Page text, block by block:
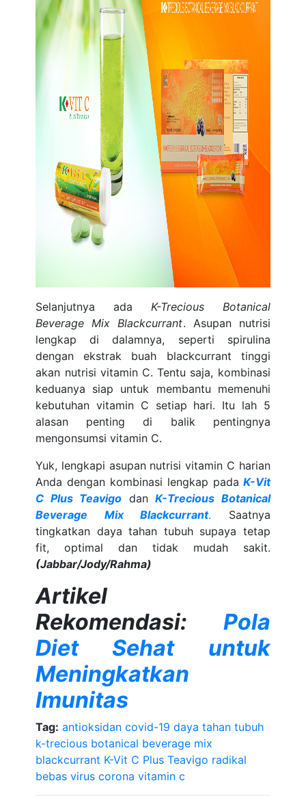
Selanjutnya ada K-Trecious Botanical
Beverage Mix Blackcurrant. Asupan nutrisi
lengkap di dalamnya, seperti spirulina
dengan ekstrak buah blackcurrant tinggi
akan nutrisi vitamin C. Tentu saja, kombinasi
keduanya siap untuk membantu memenuhi
kebutuhan vitamin C setiap hari. Itu lah 5
alasan penting di balik pentingnya
mengonsumsi vitamin C.
Yuk, lengkapi asupan nutrisi vitamin C harian
Anda dengan kombinasi lengkap pada K-Vit
C Plus Teavigo danK-Trecious Botanical
Beverage Mix Blackcurrant. Saatnya
tingkatkan daya tahan tubuh supaya tetap
fit, optimal dan tidak mudah sakit.
(Jabbar/Jody/Rahma)
Artikel
Rekomendasi:
Pola
Diet Sehat untuk
Meningkatkan
Imunitas
Tag: antioksidan covid-19 daya tahan tubuh
k-trecious botanical beverage mix
blackcurrant K-Vit C Plus Teavigo radikal
bebas virus corona vitamin c